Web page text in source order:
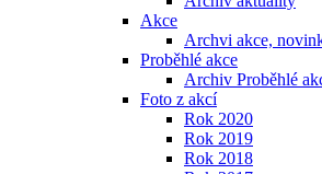
Akce
Archvi akce,
Proběhlé akce
Archiv Proběhlé
Foto z akcí
Rok 2020
Rok 2019
Rok 2018